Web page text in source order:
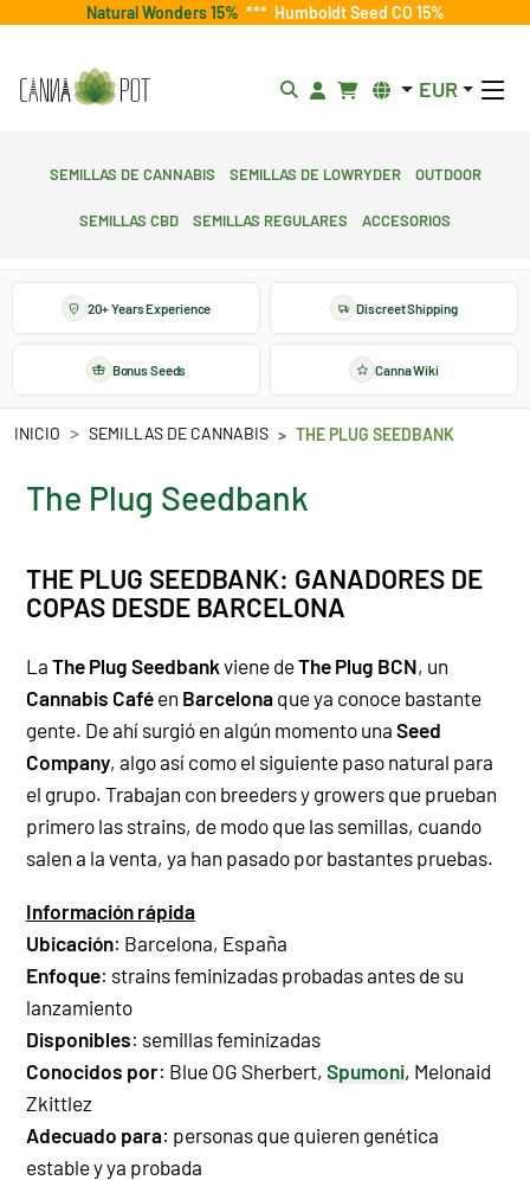
Natural Wonders 15% *** Humboldt Seed CO 15%
EUR
Semillas de cannabis Semillas de lowryder Outdoor
Semillas CBD Semillas regulares Accesorios
20+ Years Experience Discreet Shipping
Bonus Seeds Canna Wiki
INICIO SEMILLAS DE CANNABIS THE PLUG SEEDBANK
The Plug Seedbank
THE PLUG SEEDBANK: GANADORES DE
COPAS DESDE BARCELONA
La The Plug Seedbank viene deThe Plug BCN, un
Cannabis Café en Barcelona que ya conoce bastante
gente. De ahí surgió en algún momento una Seed
Company, algo así como el siguiente paso natural para
el grupo. Trabajan con breedersy growers que prueban
primero las strains, de modo que las semillas, cuando
salen a la venta, ya han pasado por bastantes pruebas.
Información rápida
Ubicación: Barcelona, España
Enfoque: strains feminizadas probadas antes de su
lanzamiento
Disponibles: semillas feminizadas
Conocidos por: Blue OG Sherbert, Spumoni, Melonaid
Zkittlez
Adecuado para: personas que quieren genética
estable y ya probada